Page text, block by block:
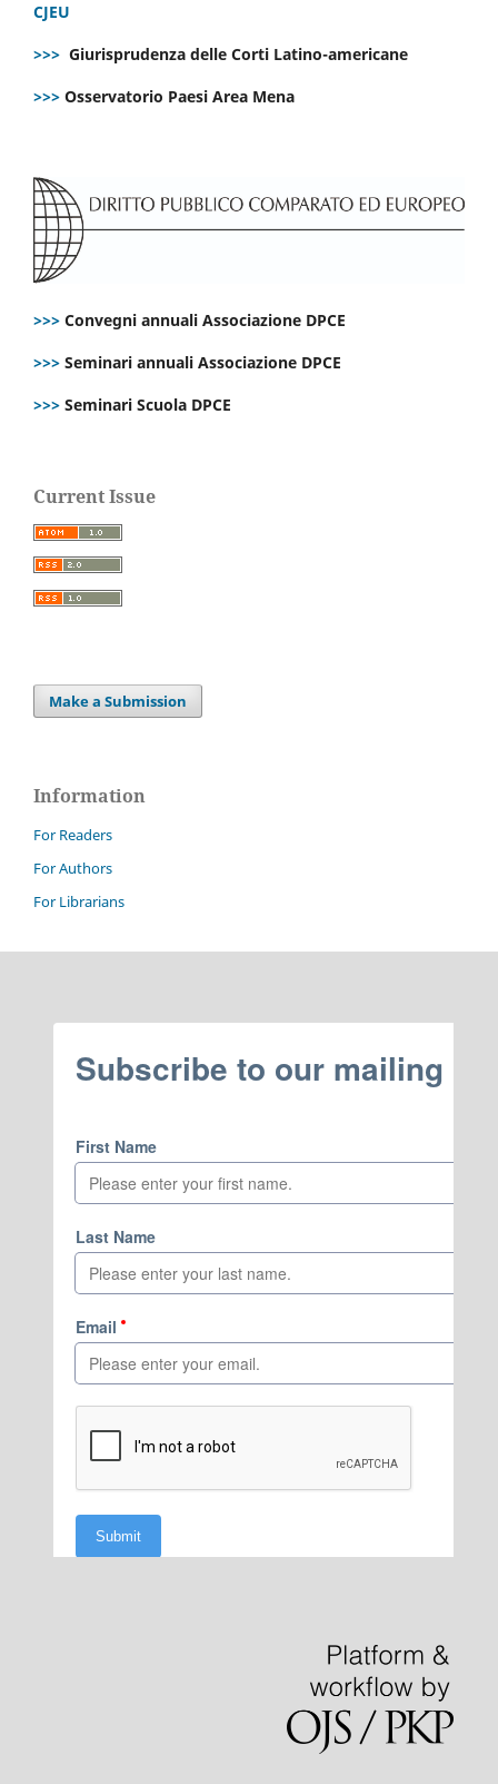
CJEU
>>> Giurisprudenza delle Corti Latino-americane
>>> Osservatorio Paesi Area Mena
>>> Convegni annuali Associazione DPCE
>>> Seminari annuali Associazione DPCE
>>> Seminari Scuola DPCE
Current Issue
Make a Submission
Information
For Readers
For Authors
For Librarians